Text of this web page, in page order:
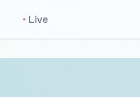
• Live